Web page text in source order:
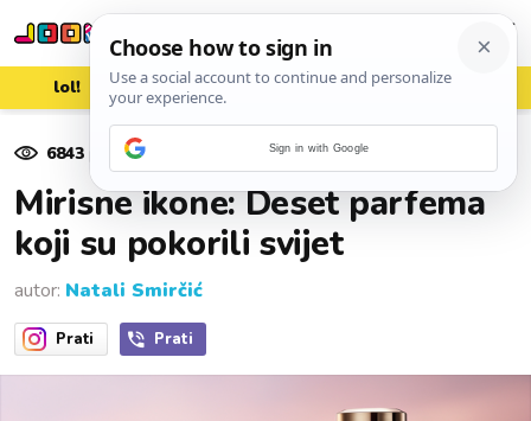
lol! aww vrh! woot?!
6843 pregleda
Mirisne ikone: Deset parfema
koji su pokorili svijet
autor: Natali Smirčić
Prati Prati
Sign in with Google